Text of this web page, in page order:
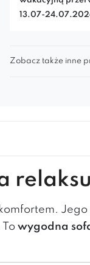
13.07-
Zobacz także inne
relaksu
wygodna